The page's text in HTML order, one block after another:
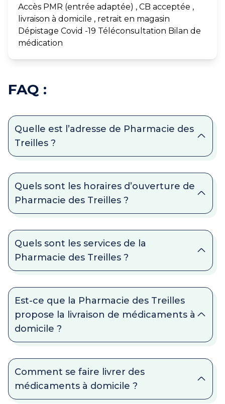
Accès PMR (entrée adaptée) , CB acceptée ,
livraison à domicile , retrait en magasin
Dépistage Covid -19 Téléconsultation Bilan de
médication
FAQ :
Quelle est l’adresse de Pharmacie des
Treilles ?
Quels sont les horaires d’ouverture de
Pharmacie des Treilles ?
Quels sont les services de la
Pharmacie des Treilles ?
Est-ce que la Pharmacie des Treilles
propose la livraison de médicaments à
domicile ?
Comment se faire livrer des
médicaments à domicile ?